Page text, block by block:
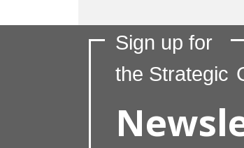
Sign up for
the Strategic